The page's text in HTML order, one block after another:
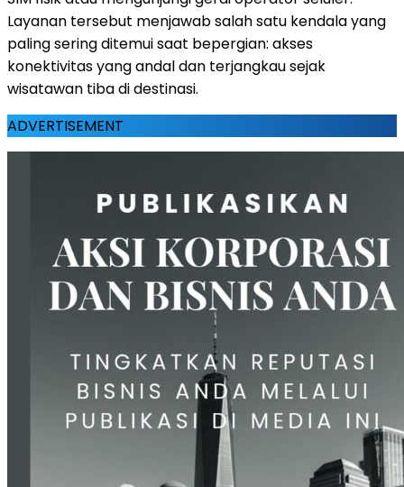
Layanan tersebut menjawab salah satu kendala yang
paling sering ditemui saat bepergian: akses
konektivitas yang andal dan terjangkau sejak
wisatawan tiba di destinasi.
ADVERTISEMENT